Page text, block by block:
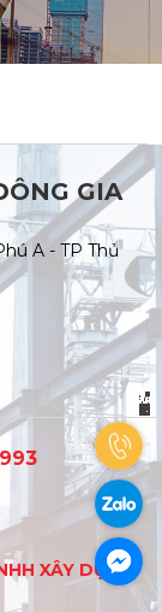
GIA
A - TP Thủ
XÂY DỰNG